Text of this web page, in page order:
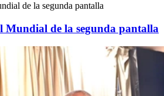
de la segunda pantalla
Mundial de la segunda pantalla